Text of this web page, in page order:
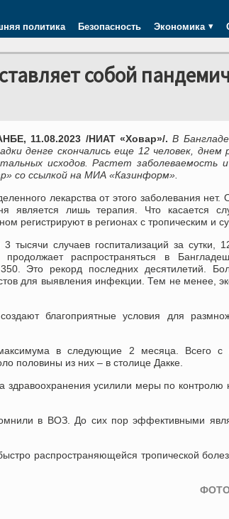
политика Безопасность Экономика
собой
11.08.2023 /НИАТ «Ховар»/. В
денге скончались еще 12 человек, днем
исходов. Растет заболеваемость
со ссылкой на МИА «Казинформ».
лекарства от этого заболевания
является лишь терапия. Что касается
регистрируют в регионах с тропическим и
3 тысячи случаев госпитализаций за сутки,
продолжает распространяться в
Это рекорд последних десятилетий.
для выявления инфекции. Тем не менее,
благоприятные условия для
максимума в следующие 2 месяца. Всего
половины из них – в столице Дакке.
здравоохранения усилили меры по
в ВОЗ. До сих пор эффективными
распространяющейся тропической
ФОТО